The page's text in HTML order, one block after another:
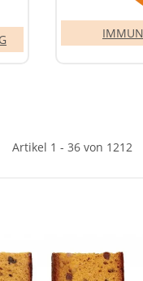
Artikel 1 - 36 von 1212